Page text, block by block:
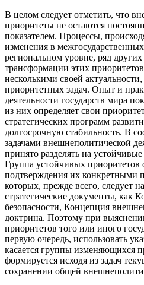
В целом следует отметить, что
приоритеты не остаются
показателем. Процессы,
изменения в
региональном уровне, ряд
трансформации этих
несколькими своей
приоритетных задач. Опыт и
деятельности государств мира
из них определяет свои
стратегических программ
долгосрочную стабильность. В
задачами внешнеполитической
принято разделять на
Группа устойчивых приоритетов
подтверждения их конкретными
которых, прежде всего, следует
стратегические документы, как
безопасности, Концепция
доктрина. Поэтому при
приоритетов того или иного
первую очередь, использовать
касается группы изменяющихся
формируется исходя из задач
сохранении общей